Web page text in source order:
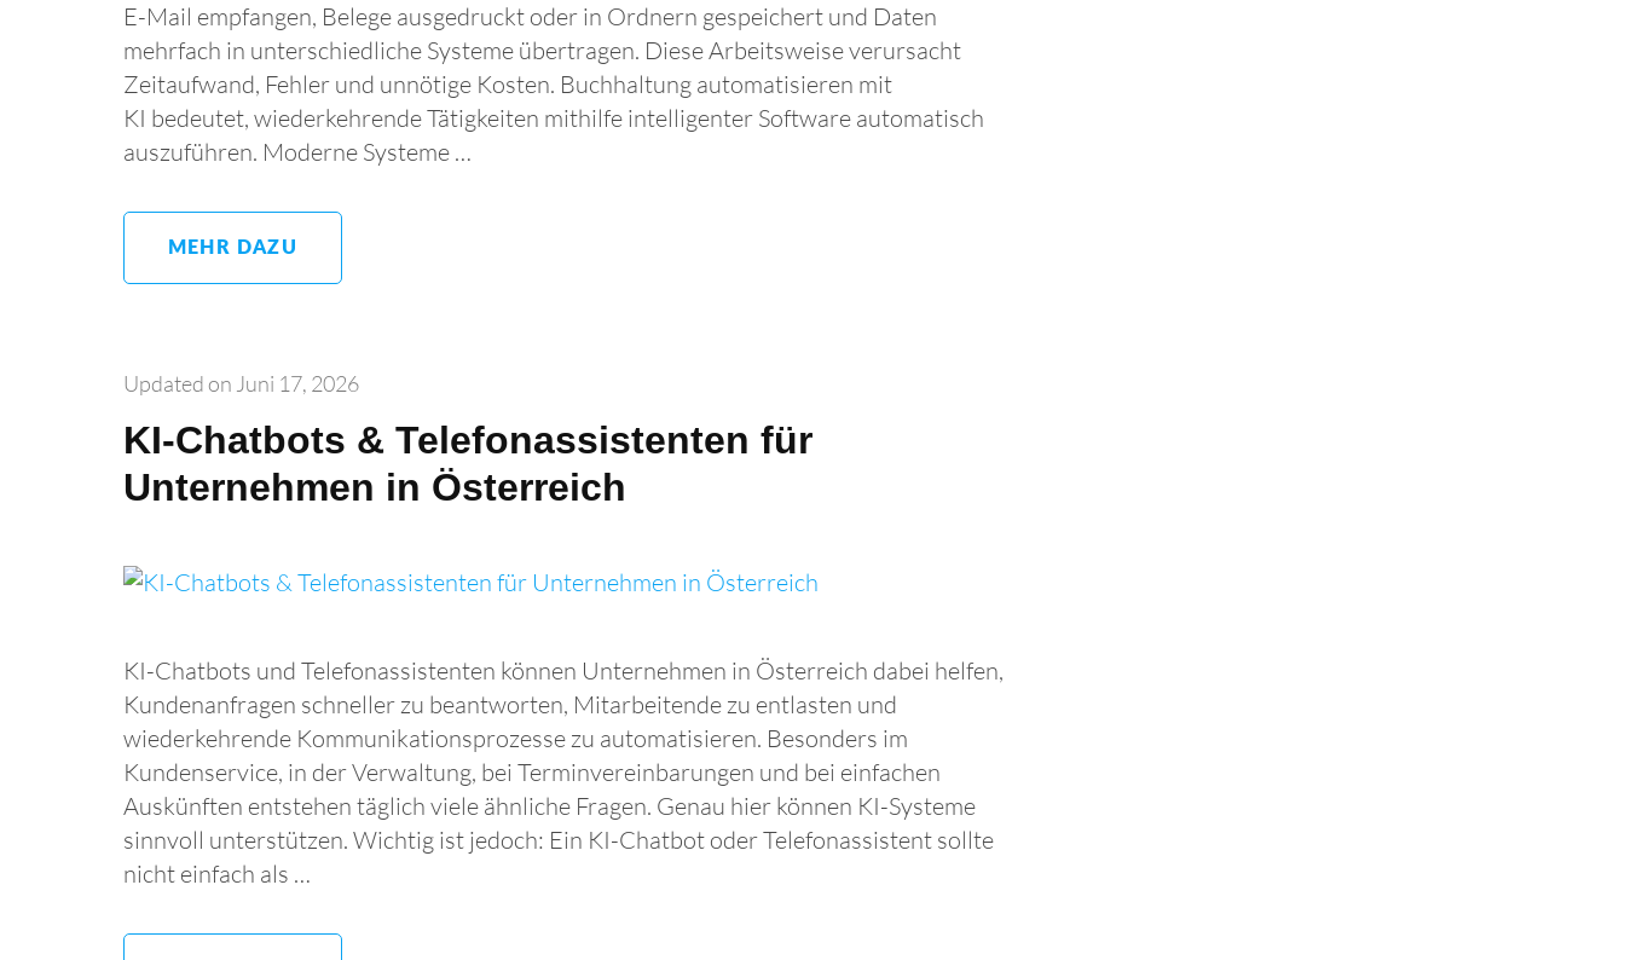
E-Mail empfangen, Belege ausgedruckt oder in Ordnern gespeichert und Daten
mehrfach in unterschiedliche Systeme übertragen. Diese Arbeitsweise verursacht
Zeitaufwand, Fehler und unnötige Kosten. Buchhaltung automatisieren mit
KI bedeutet, wiederkehrende Tätigkeiten mithilfe intelligenter Software automatisch
auszuführen. Moderne Systeme …
MEHR DAZU
Updated on Juni 17, 2026
KI-Chatbots & Telefonassistenten für
Unternehmen in Österreich
KI-Chatbots und Telefonassistenten können Unternehmen in Österreich dabei helfen,
Kundenanfragen schneller zu beantworten, Mitarbeitende zu entlasten und
wiederkehrende Kommunikationsprozesse zu automatisieren. Besonders im
Kundenservice, in der Verwaltung, bei Terminvereinbarungen und bei einfachen
Auskünften entstehen täglich viele ähnliche Fragen. Genau hier können KI-Systeme
sinnvoll unterstützen. Wichtig ist jedoch: Ein KI-Chatbot oder Telefonassistent sollte
nicht einfach als …